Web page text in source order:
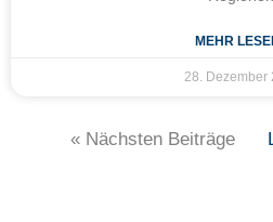
MEHR
28. Dezember
« Nächsten Beiträge